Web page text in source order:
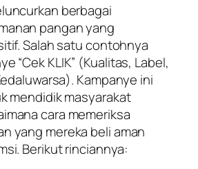
berbagai
pangan yang
Salah satu contohnya
“Cek KLIK” (Kualitas, Label,
Kampanye ini
mendidik masyarakat
cara memeriksa
yang mereka beli aman
Berikut rinciannya: